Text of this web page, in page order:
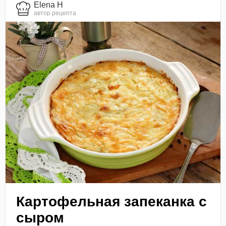
Elena H
автор рецепта
Картофельная запеканка с
сыром